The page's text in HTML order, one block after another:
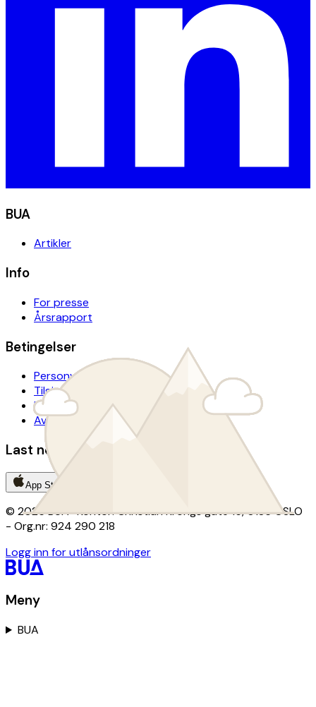
BUA
Artikler
Info
For presse
Årsrapport
Betingelser
Personvern
Tilgjengelighetserklæring
Lånevilkår
Avtalevilkår donasjon
Last ned BUA-appen
App Store
© 2026 BUA · Kontor: Christian Krohgs gate 15, 0186 OSLO
- Org.nr: 924 290 218
Logg inn for utlånsordninger
Meny
BUA